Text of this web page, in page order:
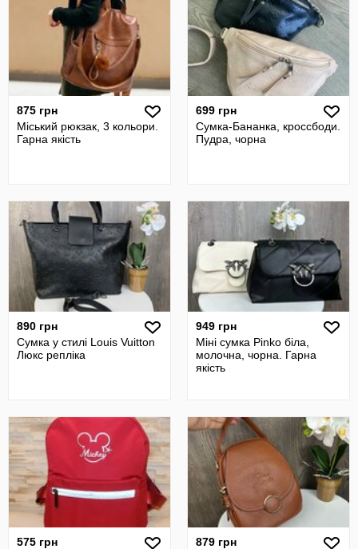
875 грн
Міський рюкзак, 3 кольори.
Гарна якість
699 грн
Сумка-Бананка, кроссбоди.
Пудра, чорна
890 грн
Сумка у стилі Louis Vuitton
Люкс репліка
949 грн
Міні сумка Pinko біла,
молочна, чорна. Гарна
якість
575 грн
879 грн